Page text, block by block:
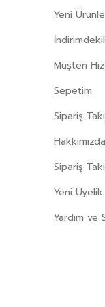
Yeni
Müşteri
Sepetim
Sipariş
Hakkımızda
Sipariş
Yeni Üyelik
Yardım ve